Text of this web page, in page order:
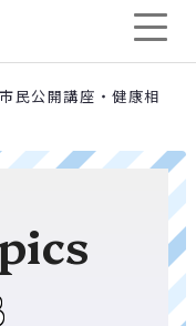
市民公開講座・健康相